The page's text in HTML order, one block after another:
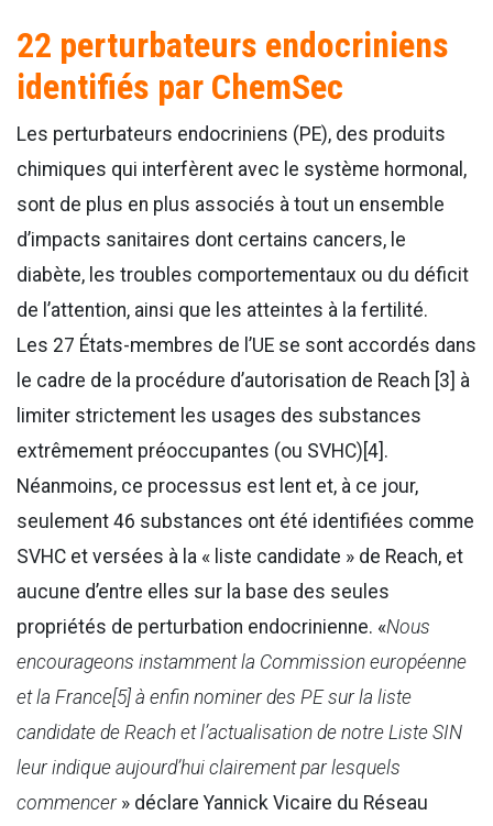
22 perturbateurs endocriniens
identifiés par ChemSec
Les perturbateurs endocriniens (PE), des produits
chimiques qui interfèrent avec le système hormonal,
sont de plus en plus associés à tout un ensemble
d’impacts sanitaires dont certains cancers, le
diabète, les troubles comportementaux ou du déficit
de l’attention, ainsi que les atteintes à la fertilité.
Les 27 États-membres de l’UE se sont accordés dans
le cadre de la procédure d’autorisation de Reach [3] à
limiter strictement les usages des substances
extrêmement préoccupantes (ou SVHC)[4].
Néanmoins, ce processus est lent et, à ce jour,
seulement 46 substances ont été identifiées comme
SVHC et versées à la « liste candidate » de Reach, et
aucune d’entre elles sur la base des seules
propriétés de perturbation endocrinienne. «Nous
encourageons instamment la Commission européenne
et la France[5] à enfin nominer des PE sur la liste
candidate de Reach et l’actualisation de notre Liste SIN
leur indique aujourd’hui clairement par lesquels
commencer» déclare Yannick Vicaire du Réseau